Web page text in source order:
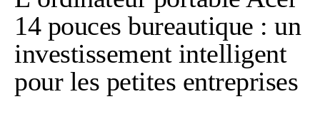
14 pouces bureautique : un
investissement intelligent
pour les petites entreprises